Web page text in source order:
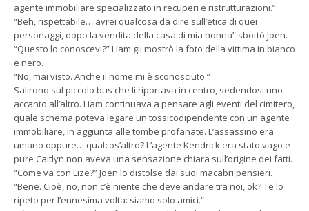
agente immobiliare specializzato in recuperi e ristrutturazioni.”
“Beh, rispettabile… avrei qualcosa da dire sull’etica di quei
personaggi, dopo la vendita della casa di mia nonna” sbottò Joen.
“Questo lo conoscevi?” Liam gli mostrò la foto della vittima in bianco
e nero.
“No, mai visto. Anche il nome mi è sconosciuto.”
Salirono sul piccolo bus che li riportava in centro, sedendosi uno
accanto all’altro. Liam continuava a pensare agli eventi del cimitero,
quale schema poteva legare un tossicodipendente con un agente
immobiliare, in aggiunta alle tombe profanate. L’assassino era
umano oppure… qualcos’altro? L’agente Kendrick era stato vago e
pure Caitlyn non aveva una sensazione chiara sull’origine dei fatti.
“Come va con Lize?” Joen lo distolse dai suoi macabri pensieri.
“Bene. Cioè, no, non c’è niente che deve andare tra noi, ok? Te lo
ripeto per l’ennesima volta: siamo solo amici.”